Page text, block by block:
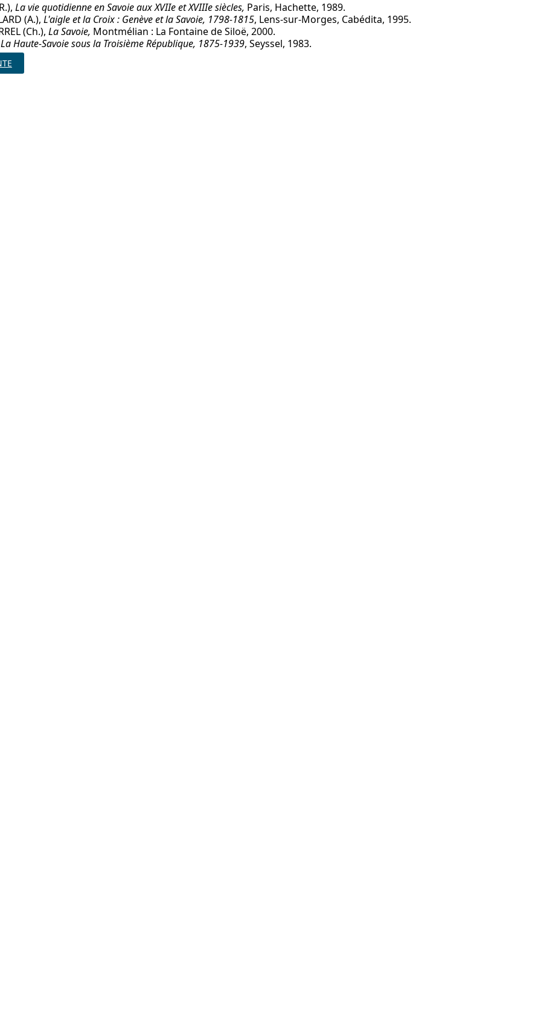
La vie quotidienne en Savoie aux XVIIe et XVIIIe siècles, Paris, Hachette, 1989.
(A.), L'aigle et la Croix : Genève et la Savoie, 1798-1815, Lens-sur-Morges, Cabédita, 1995.
(Ch.), La Savoie, Montmélian : La Fontaine de Siloë, 2000.
La Haute-Savoie sous la Troisième République, 1875-1939, Seyssel, 1983.